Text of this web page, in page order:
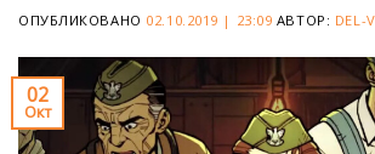
ОПУБЛИКОВАНО 02.10.2019 | 23:09 АВТОР: DEL-
02
Окт